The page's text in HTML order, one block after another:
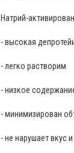
Натрий-
- высокая
- легко растворим
- низкое
- минимизирован
- не нарушает вкус